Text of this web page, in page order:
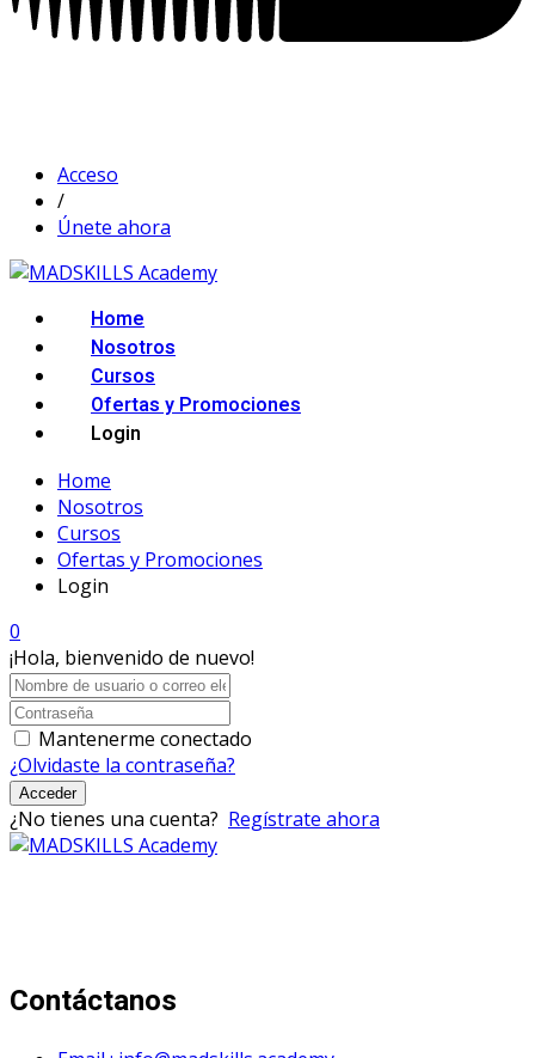
Acceso
/
Únete ahora
Home
Nosotros
Cursos
Ofertas y Promociones
Login
Home
Nosotros
Cursos
Ofertas y Promociones
Login
0
¡Hola, bienvenido de nuevo!
Mantenerme conectado
¿Olvidaste la contraseña?
Acceder
¿No tienes una cuenta? Regístrate ahora
Contáctanos